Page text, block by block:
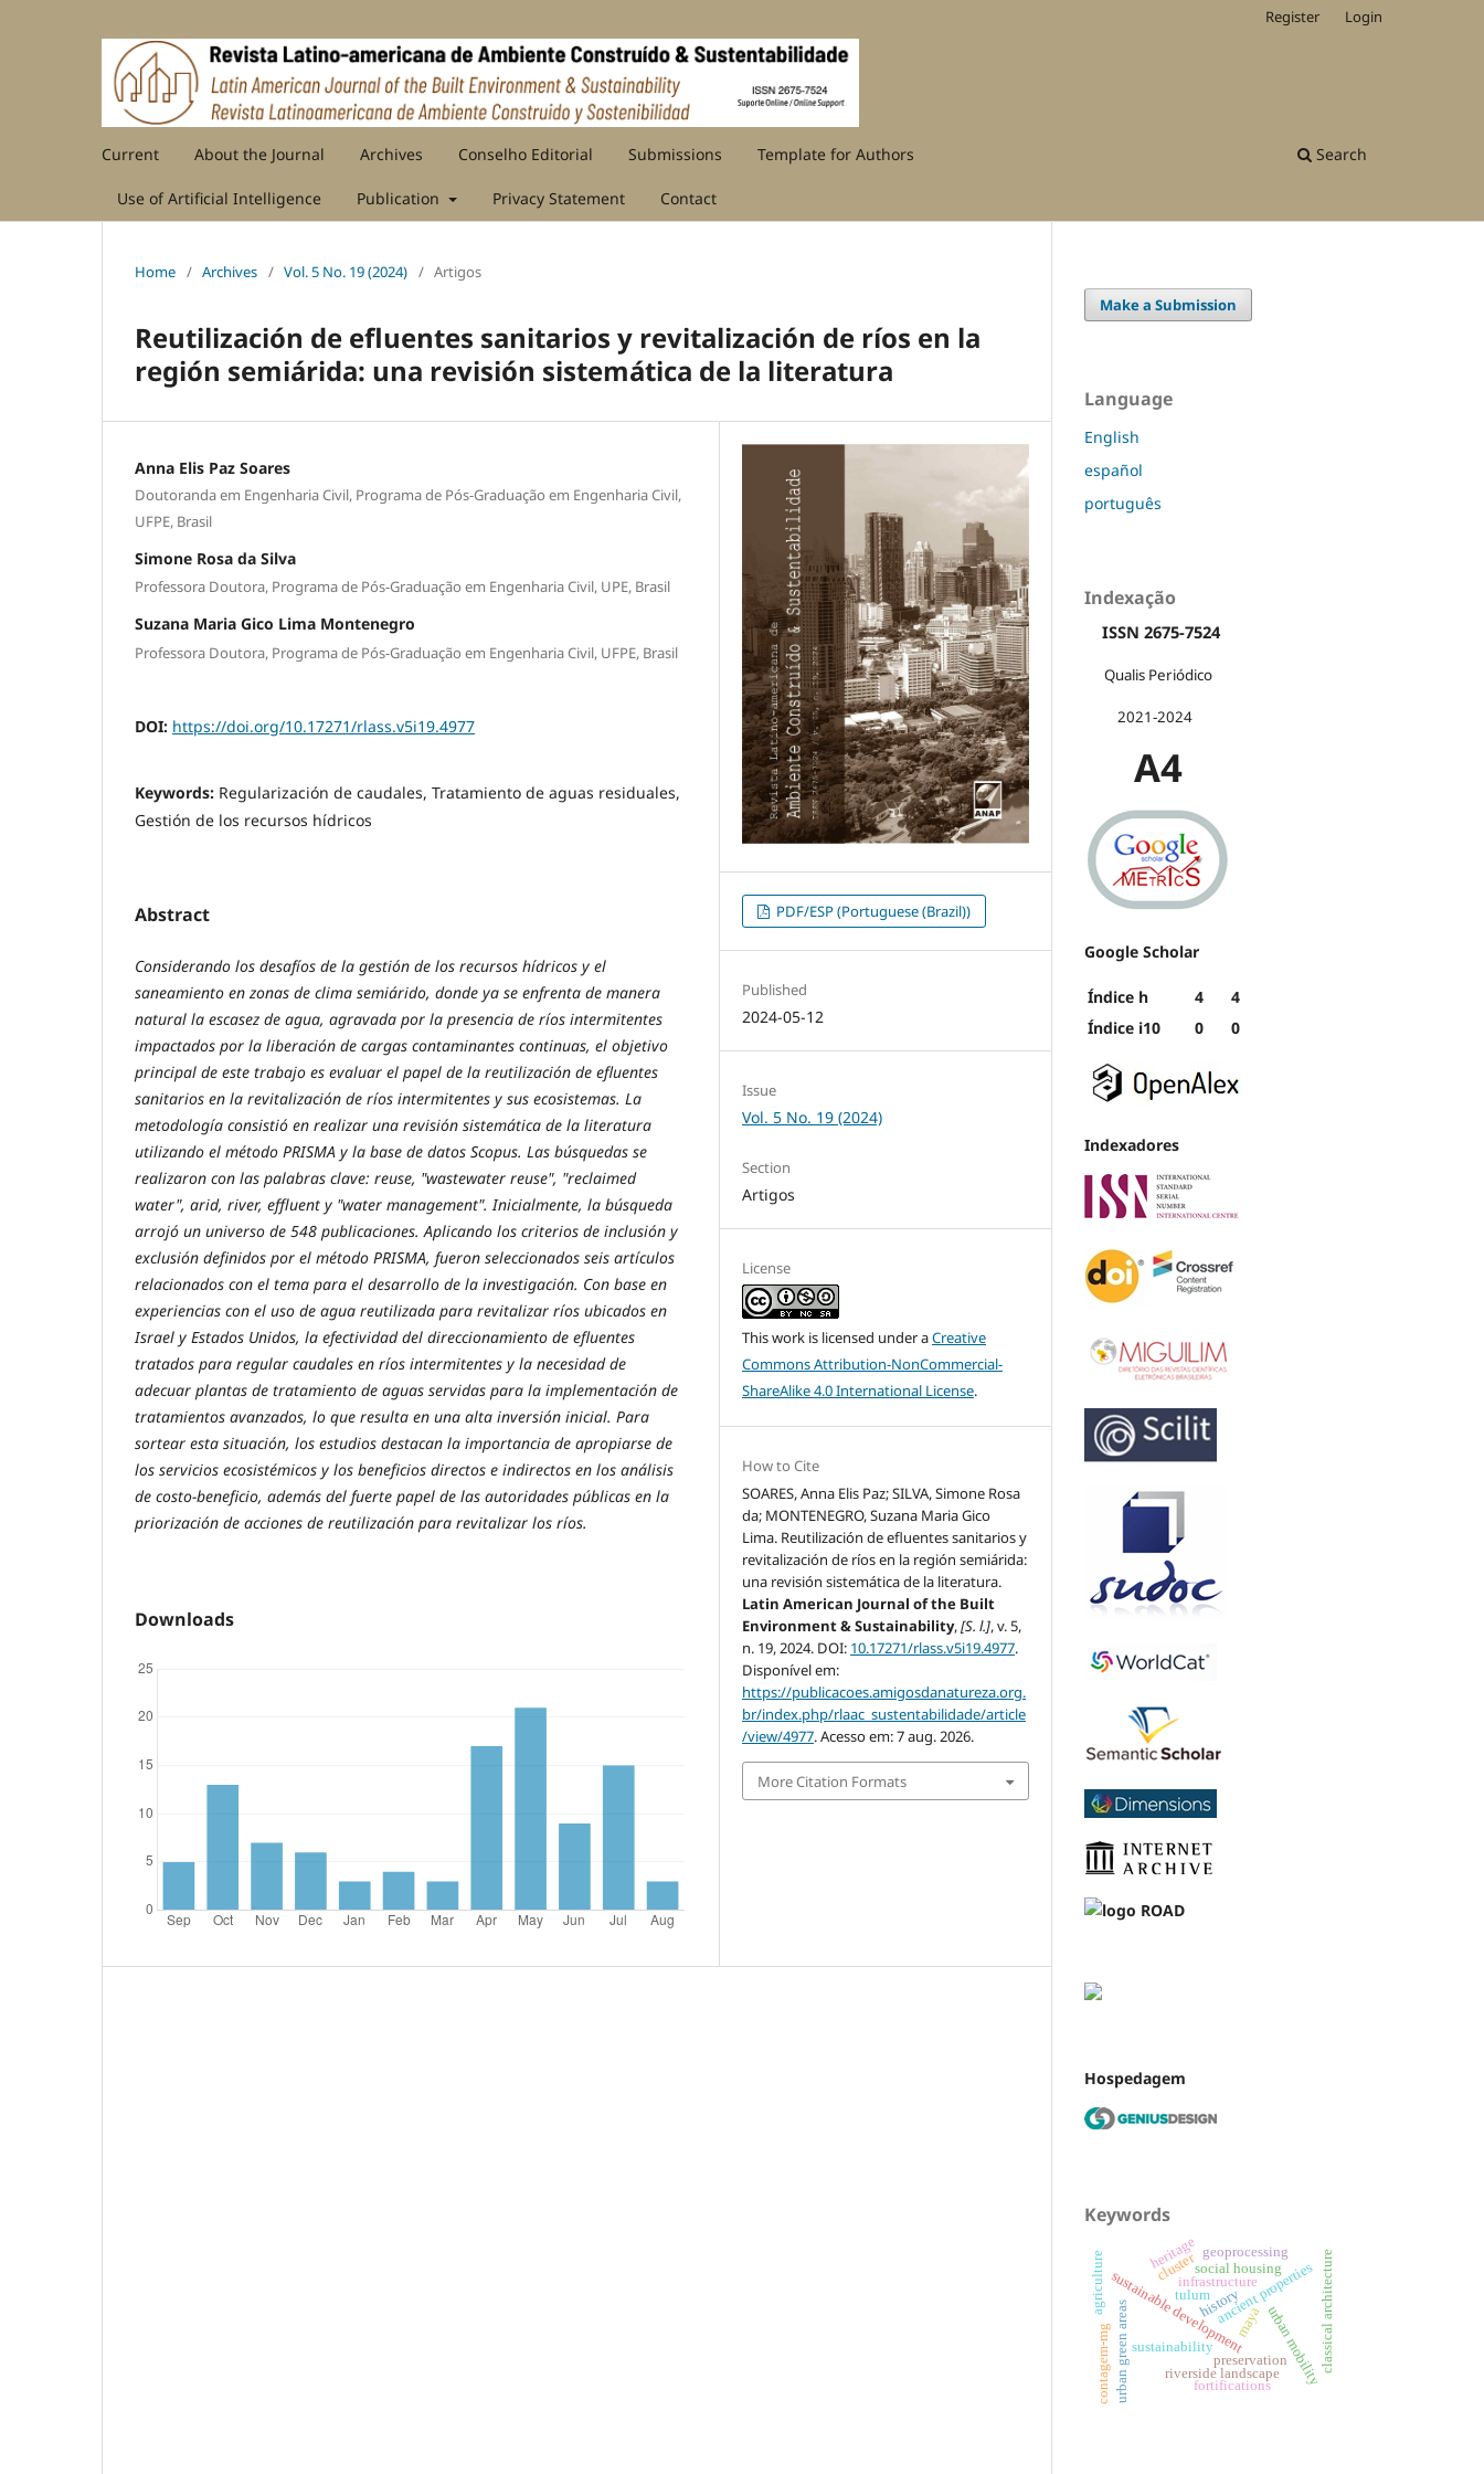
Current About the Journal Archives Conselho Editorial Submissions Template for Authors
Use of Artificial Intelligence Publication Privacy Statement Contact
Search
Register Login
Home / Archives / Vol. 5 No. 19 (2024) / Artigos
Reutilización de efluentes sanitarios y revitalización de ríos en la
región semiárida: una revisión sistemática de la literatura
Anna Elis Paz Soares
Doutoranda em Engenharia Civil, Programa de Pós-Graduação em Engenharia Civil,
UFPE, Brasil
Simone Rosa da Silva
Professora Doutora, Programa de Pós-Graduação em Engenharia Civil, UPE, Brasil
Suzana Maria Gico Lima Montenegro
Professora Doutora, Programa de Pós-Graduação em Engenharia Civil, UFPE, Brasil
DOI: https://doi.org/10.17271/rlass.v5i19.4977
Keywords: Regularización de caudales, Tratamiento de aguas residuales,
Gestión de los recursos hídricos
Abstract
Considerando los desafíos de la gestión de los recursos hídricos y el
saneamiento en zonas de clima semiárido, donde ya se enfrenta de manera
natural la escasez de agua, agravada por la presencia de ríos intermitentes
impactados por la liberación de cargas contaminantes continuas, el objetivo
principal de este trabajo es evaluar el papel de la reutilización de efluentes
sanitarios en la revitalización de ríos intermitentes y sus ecosistemas. La
metodología consistió en realizar una revisión sistemática de la literatura
utilizando el método PRISMA y la base de datos Scopus. Las búsquedas se
realizaron con las palabras clave: reuse, "wastewater reuse", "reclaimed
water", arid, river, effluent y "water management".Inicialmente, la búsqueda
arrojó un universo de 548 publicaciones. Aplicando los criterios de inclusión y
exclusión definidos por el método PRISMA, fueron seleccionados seis artículos
relacionados con el tema para el desarrollo de la investigación. Con base en
experiencias con el uso de agua reutilizada para revitalizar ríos ubicados en
Israel y Estados Unidos, la efectividad del direccionamiento de efluentes
tratados para regular caudales en ríos intermitentes y la necesidad de
adecuar plantas de tratamiento de aguas servidas para la implementación de
tratamientos avanzados, lo que resulta en una alta inversión inicial. Para
sortear esta situación, los estudios destacan la importancia de apropiarse de
los servicios ecosistémicos y los beneficios directos e indirectos en los análisis
de costo-beneficio, además del fuerte papel de las autoridades públicas en la
priorización de acciones de reutilización para revitalizar los ríos.
Downloads
PDF/ESP (Portuguese (Brazil))
Published
2024-05-12
Issue
Vol. 5 No. 19 (2024)
Section
Artigos
License
This work is licensed under aCreative
Commons Attribution-NonCommercial-
ShareAlike 4.0 International License.
How to Cite
SOARES, Anna Elis Paz; SILVA, Simone Rosa
da; MONTENEGRO, Suzana Maria Gico
Lima. Reutilización de efluentes sanitarios y
revitalización de ríos en la región semiárida:
una revisión sistemática de la literatura.
Latin American Journal of the Built
Environment & Sustainability,[S. l.], v. 5,
n. 19, 2024. DOI: 10.17271/rlass.v5i19.4977.
Disponível em:
https://publicacoes.amigosdanatureza.org.
br/index.php/rlaac_sustentabilidade/article
/view/4977. Acesso em: 7 aug. 2026.
More Citation Formats
Make a Submission
Language
English
español
português
Indexação
ISSN 2675-7524
Qualis Periódico
2021-2024
A4
Google Scholar
Índice h 4
4
Índice i10
0 0
Indexadores
Hospedagem
Keywords
sustainable development
agriculture infrastructure
preservation
ancient properties
sustainability classical architecture
urban mobility
social housing
cluster
urban green areas riverside landscape
contagem-mg
tulum
maya
history
fortifications
heritage geoprocessing